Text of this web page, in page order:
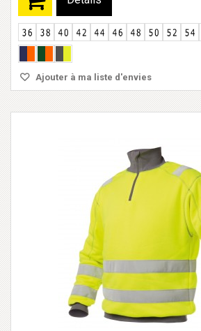
Ajouter à ma liste d'envies